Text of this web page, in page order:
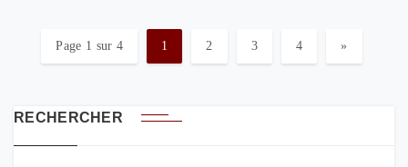
Page 1 sur 4 1 2 3 4 »
RECHERCHER